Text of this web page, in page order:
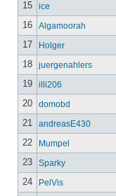
15 ice
16 Algamoorah
17 Holger
18 juergenahlers
19 illi206
20 domobd
21 andreasE430
22 Mumpel
23 Sparky
24 PelVis